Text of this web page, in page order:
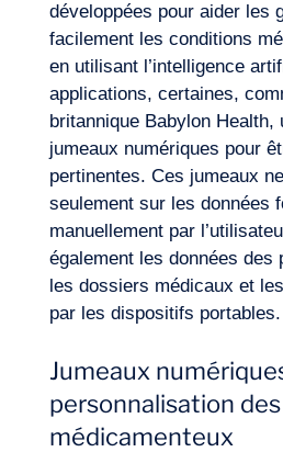
Journal de Bord
développées pour aider les
facilement les conditions
en utilisant l’intelligence
applications, certaines,
britannique Babylon Health,
jumeaux numériques pour
pertinentes. Ces jumeaux
seulement sur les données
manuellement par
également les données des
les dossiers médicaux et
par les dispositifs portables.
Jumeaux
personnalisation
médicamenteux